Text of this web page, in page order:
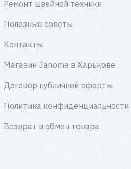
Ремонт швейной техники
Полезные советы
Контакты
Магазин Janome в Харькове
Договор публичной оферты
Политика конфиденциальности
Возврат и обмен товара